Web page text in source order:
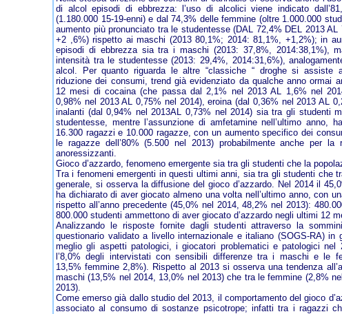
di alcol episodi di ebbrezza: l’uso di alcolici viene indicato
(1.180.000 15-19-enni) e dal 74,3% delle femmine (oltre 1.000.000
aumento più pronunciato tra le studentesse (DAL 72,4% DEL 2013 AL
+2 ,6%) rispetto ai maschi (2013 80,1%; 2014: 81,1%, +1,2%); in
episodi di ebbrezza sia tra i maschi (2013: 37,8%, 2014:38,1%),
intensità tra le studentesse (2013: 29,4%, 2014:31,6%),
alcol. Per quanto riguarda le altre “classiche “ droghe si assiste
riduzione dei consumi, trend già evidenziato da qualche anno ormai
12 mesi di cocaina (che passa dal 2,1% nel 2013 AL 1,6% nel
0,98% nel 2013 AL 0,75% nel 2014), eroina (dal 0,36% nel 2013 AL
inalanti (dal 0,94% nel 2013AL 0,73% nel 2014) sia tra gli studenti
studentesse, mentre l’assunzione di amfetamine nell’ultimo anno,
16.300 ragazzi e 10.000 ragazze, con un aumento specifico dei
le ragazze dell’80% (5.500 nel 2013) probabilmente anche per la
anoressizzanti.
Gioco d’azzardo, fenomeno emergente sia tra gli studenti che la
Tra i fenomeni emergenti in questi ultimi anni, sia tra gli studenti che
generale, si osserva la diffusione del gioco d’azzardo. Nel 2014 il
ha dichiarato di aver giocato almeno una volta nell’ultimo anno, con
rispetto all’anno precedente (45,0% nel 2014, 48,2% nel 2013):
800.000 studenti ammettono di aver giocato d’azzardo negli ultimi 12
Analizzando le risposte fornite dagli studenti attraverso la
questionario validato a livello internazionale e italiano (SOGS-RA) in
meglio gli aspetti patologici, i giocatori problematici e patologici nel
l’8,0% degli intervistati con sensibili differenze tra i maschi e le
13,5% femmine 2,8%). Rispetto al 2013 si osserva una tendenza
maschi (13,5% nel 2014, 13,0% nel 2013) che tra le femmine (2,8%
2013).
Come emerso già dallo studio del 2013, il comportamento del gioco
associato al consumo di sostanze psicotrope; infatti tra i ragazzi